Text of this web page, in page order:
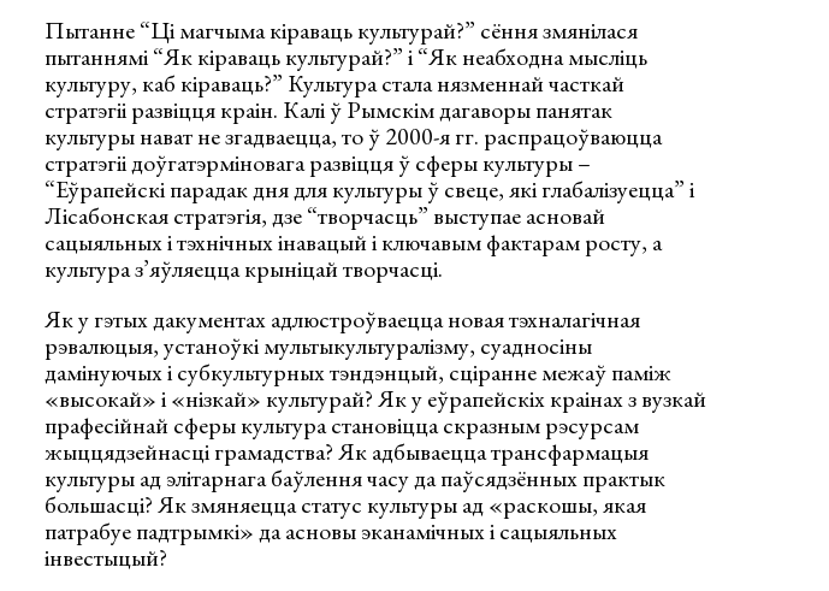
Пытанне “Ці магчыма кіраваць культурай?” сёння змянілася
пытаннямі “Як кіраваць культурай?” і “Як неабходна мысліць
культуру, каб кіраваць?” Культура стала нязменнай часткай
стратэгіі развіцця краін. Калі ў Рымскім дагаворы панятак
культуры нават не згадваецца, то ў 2000-я гг. распрацоўваюцца
стратэгіі доўгатэрміновага развіцця ў сферы культуры –
“Еўрапейскі парадак дня для культуры ў свеце, які глабалізуецца” і
Лісабонская стратэгія, дзе “творчасць” выступае асновай
сацыяльных і тэхнічных інавацый і ключавым фактарам росту, а
культура з’яўляецца крыніцай творчасці.
Як у гэтых дакументах адлюстроўваецца новая тэхналагічная
рэвалюцыя, устаноўкі мультыкультуралізму, суадносіны
дамінуючых і субкультурных тэндэнцый, сціранне межаў паміж
«высокай» і «нізкай» культурай? Як у еўрапейскіх краінах з вузкай
прафесійнай сферы культура становіцца скразным рэсурсам
жыццядзейнасці грамадства? Як адбываецца трансфармацыя
культуры ад элітарнага баўлення часу да паўсядзённых практык
большасці? Як змяняецца статус культуры ад «раскошы, якая
патрабуе падтрымкі» да асновы эканамічных і сацыяльных
інвестыцый?